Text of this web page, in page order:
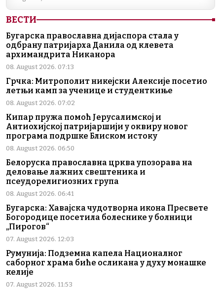
ВЕСТИ
Бугарска православна дијаспора стала у
одбрану патријарха Данила од клевета
архимандрита Никанора
08. August 2026. 07:13
Грчка: Митрополит никејски Алексије посетио
летњи камп за ученице и студенткиње
08. August 2026. 07:02
Кипар пружа помоћ Јерусалимској и
Антиохијској патријаршији у оквиру новог
програма подршке Блиском истоку
08. August 2026. 06:50
Белоруска православна црква упозорава на
деловање лажних свештеника и
псеудорелигиозних група
08. August 2026. 06:41
Бугарска: Хавајска чудотворна икона Пресвете
Богородице посетила болеснике у болници
„Пирогов“
07. August 2026. 12:03
Румунија: Подземна капела Националног
саборног храма биће осликана у духу монашке
келије
07. August 2026. 11:53